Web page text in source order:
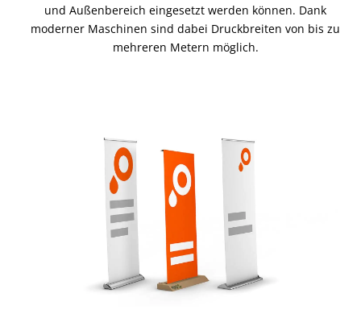
und Außenbereich eingesetzt werden können. Dank
moderner Maschinen sind dabei Druckbreiten von bis zu
mehreren Metern möglich.